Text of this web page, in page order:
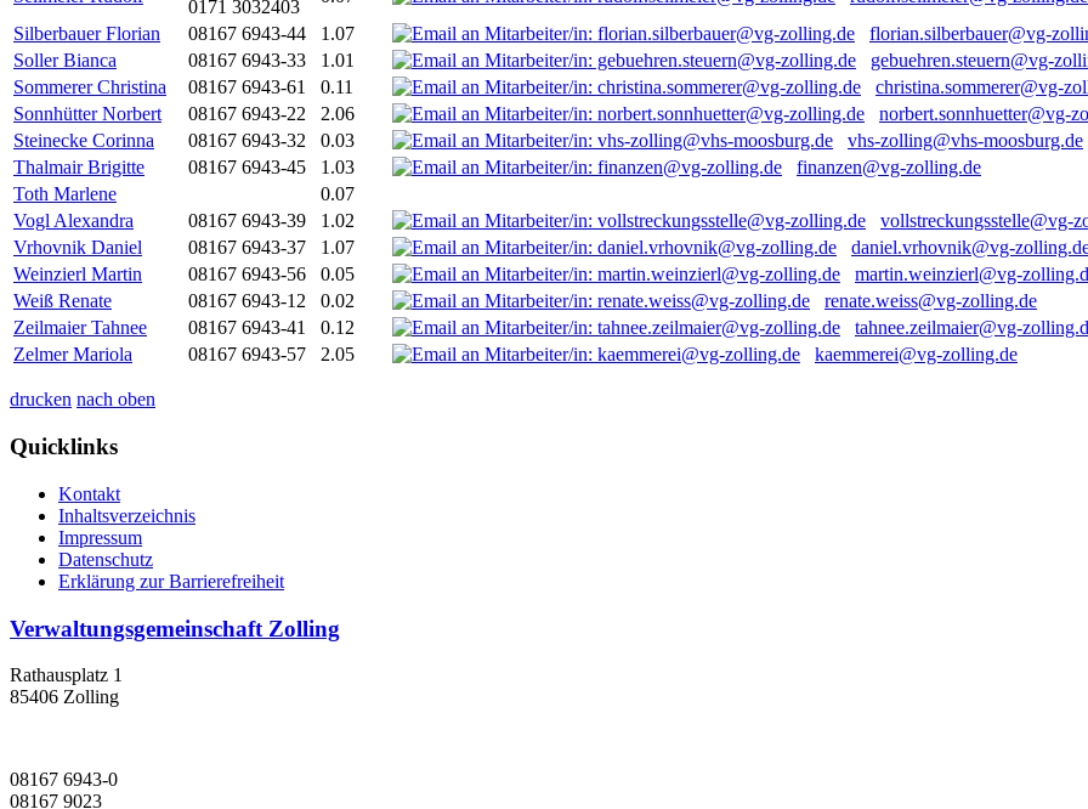
0171 3032403
Silberbauer Florian
08167 6943-44 1.07
florian.silberbauer@vg-
Soller Bianca
08167 6943-33 1.01
gebuehren.steuern@vg-
Sommerer Christina
08167 6943-61 0.11
christina.sommerer@vg-
Sonnhütter Norbert
08167 6943-22 2.06
norbert.sonnhuetter@vg-
Steinecke Corinna
08167 6943-32 0.03
vhs-zolling@vhs-moosburg.de
Thalmair Brigitte
08167 6943-45 1.03
finanzen@vg-zolling.de
Toth Marlene
0.07
Vogl Alexandra
08167 6943-39 1.02
vollstreckungsstelle@vg-
Vrhovnik Daniel
08167 6943-37 1.07
daniel.vrhovnik@vg-
Weinzierl Martin
08167 6943-56 0.05
martin.weinzierl@vg-
Weiß Renate
08167 6943-12 0.02
renate.weiss@vg-zolling.de
Zeilmaier Tahnee
08167 6943-41 0.12
tahnee.zeilmaier@vg-
Zelmer Mariola
08167 6943-57 2.05 kaemmerei@vg-zolling.de
drucken nach oben
Quicklinks
Kontakt
Inhaltsverzeichnis
Impressum
Datenschutz
Erklärung zur Barrierefreiheit
Verwaltungsgemeinschaft Zolling
Rathausplatz 1
85406 Zolling
08167 6943-0
08167 9023